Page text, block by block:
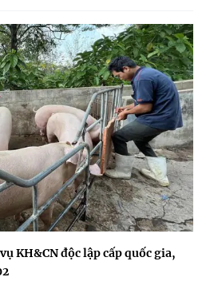
KH&CN độc lập cấp quốc gia,